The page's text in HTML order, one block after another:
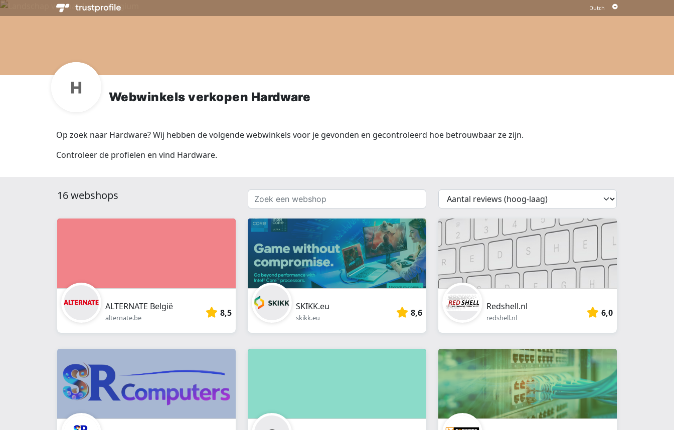
Webwinkels verkopen Hardware
Op zoek naar Hardware? Wij hebben de volgende webwinkels voor je gevonden en gecontroleerd hoe betrouwbaar ze zijn.
Controleer de profielen en vind Hardware.
16 webshops
Zoek
een
webshop
{{
__('Sort')
}}
ALTERNATE België
alternate.be 8,5
SKIKK.eu
skikk.eu 8,6
Redshell.nl
redshell.nl 6,0